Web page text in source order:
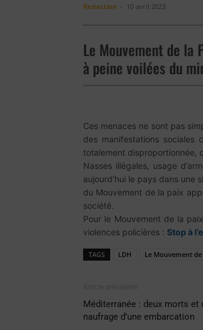
Redaction - 10 avril 2023
Le Mouvement de
à peine voilées du
Ces menaces ne sont pas
des manifestations sociales
totalement disproportionnée,
Nasses illégales, usage
aujourd’hui le pays dans
du Mouvement de la paix
société.
Pour le Mouvement de la
violences policières : Stop à
TAGS LDH Le Mouvement de
Méditerranée : deux morts
naufrage d’une embarcation